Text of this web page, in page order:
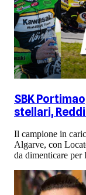
SBK
stellari,
Il campione in
Algarve, con
da dimenticare per